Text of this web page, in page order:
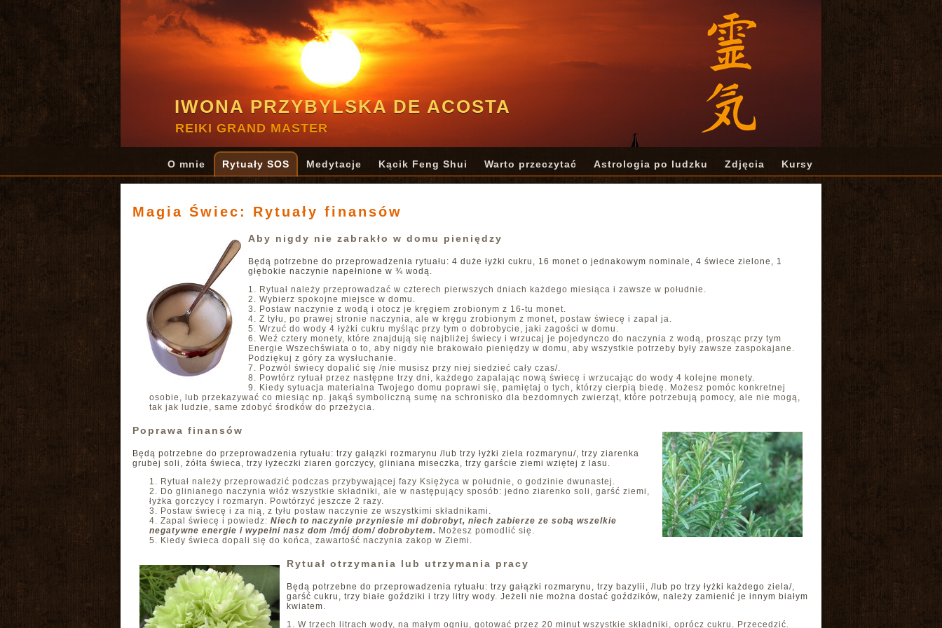
IWONA PRZYBYLSKA DE ACOSTA
REIKI GRAND MASTER
O mnie Rytuały SOS Medytacje Kącik Feng Shui Warto przeczytać Astrologia po ludzku Zdjęcia Kursy
Magia Świec: Rytuały finansów
Aby nigdy nie zabrakło w domu pieniędzy
Będą potrzebne do przeprowadzenia rytuału: 4 duże łyżki cukru, 16 monet o jednakowym nominale, 4 świece zielone, 1
głębokie naczynie napełnione w ¾ wodą.
Rytuał należy przeprowadzać w czterech pierwszych dniach każdego miesiąca i zawsze w południe.
Wybierz spokojne miejsce w domu.
Postaw naczynie z wodą i otocz je kręgiem zrobionym z 16-tu monet.
Z tyłu, po prawej stronie naczynia, ale w kręgu zrobionym z monet, postaw świecę i zapal ja.
Wrzuć do wody 4 łyżki cukru myśląc przy tym o dobrobycie, jaki zagości w domu.
Weź cztery monety, które znajdują się najbliżej świecy i wrzucaj je pojedynczo do naczynia z wodą, prosząc przy tym
Energie Wszechświata o to, aby nigdy nie brakowało pieniędzy w domu, aby wszystkie potrzeby były zawsze zaspokajane.
Podziękuj z góry za wysłuchanie.
Pozwól świecy dopalić się /nie musisz przy niej siedzieć cały czas/.
Powtórz rytuał przez następne trzy dni, każdego zapalając nową świecę i wrzucając do wody 4 kolejne monety.
Kiedy sytuacja materialna Twojego domu poprawi się, pamiętaj o tych, którzy cierpią biedę. Możesz pomóc konkretnej
osobie, lub przekazywać co miesiąc np. jakąś symboliczną sumę na schronisko dla bezdomnych zwierząt, które potrzebują pomocy, ale nie mogą,
tak jak ludzie, same zdobyć środków do przeżycia.
Poprawa finansów
Będą potrzebne do przeprowadzenia rytuału: trzy gałązki rozmarynu /lub trzy łyżki ziela rozmarynu/, trzy ziarenka
grubej soli, żółta świeca, trzy łyżeczki ziaren gorczycy, gliniana miseczka, trzy garście ziemi wziętej z lasu.
Rytuał należy przeprowadzić podczas przybywającej fazy Księżyca w południe, o godzinie dwunastej.
Do glinianego naczynia włóż wszystkie składniki, ale w następujący sposób: jedno ziarenko soli, garść ziemi,
łyżka gorczycy i rozmaryn. Powtórzyć jeszcze 2 razy.
Postaw świecę i za nią, z tyłu postaw naczynie ze wszystkimi składnikami.
Zapal świecę i powiedz: Niech to naczynie przyniesie mi dobrobyt, niech zabierze ze sobą wszelkie
negatywne energie i wypełni nasz dom /mój dom/ dobrobytem. Możesz pomodlić się.
Kiedy świeca dopali się do końca, zawartość naczynia zakop w Ziemi.
Rytuał otrzymania lub utrzymania pracy
Będą potrzebne do przeprowadzenia rytuału: trzy gałązki rozmarynu, trzy bazylii, /lub po trzy łyżki każdego ziela/,
garść cukru, trzy białe goździki i trzy litry wody. Jeżeli nie można dostać goździków, należy zamienić je innym białym
kwiatem.
W trzech litrach wody, na małym ogniu, gotować przez 20 minut wszystkie składniki, oprócz cukru. Przecedzić.